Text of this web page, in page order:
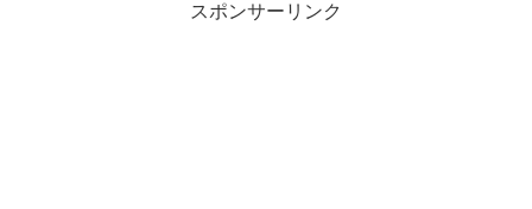
スポンサーリンク